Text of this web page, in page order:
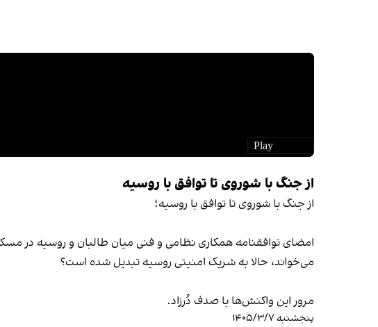
از جنگ با شوروی تا توافق با روسیه
از جنگ با شوروی تا توافق با روسیه؛
امضای توافقنامه همکاری نظامی و فنی میان طالبان و روسیه در
می‌خواند، حالا به شریک امنیتی روسیه تبدیل شده است؟
مرور این واکنش‌ها با صدف دُرزاد.
پنجشنبه ۱۴۰۵/۳/۷